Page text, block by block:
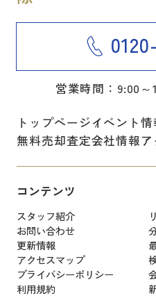
営業時間：9:00～
トップページイベント情
無料売却査定会社情報
コンテンツ
スタッフ紹介
お問い合わせ
更新情報
アクセスマップ
プライバシーポリシー
利用規約